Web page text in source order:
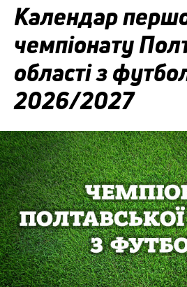
Календар
чемпіонату
області з
2026/2027